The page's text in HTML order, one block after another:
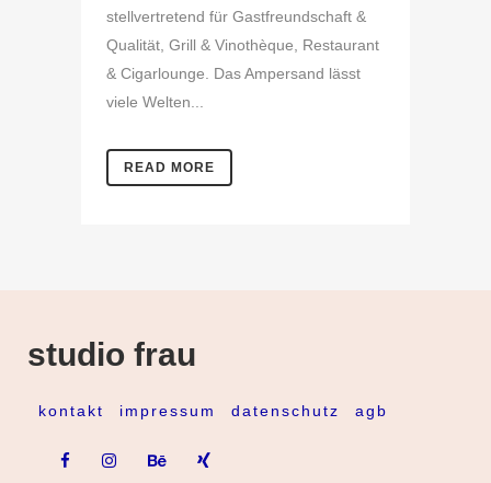
stellvertretend für Gastfreundschaft &
Qualität, Grill & Vinothèque, Restaurant
& Cigarlounge. Das Ampersand lässt
viele Welten...
READ MORE
studio frau
kontakt impressum datenschutz agb